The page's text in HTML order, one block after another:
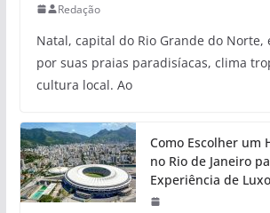
Redação
Natal, capital do Rio Grande do Norte,
por suas praias paradisíacas, clima
cultura local. Ao
Como Escolher um
no Rio de Janeiro
Experiência de Luxo